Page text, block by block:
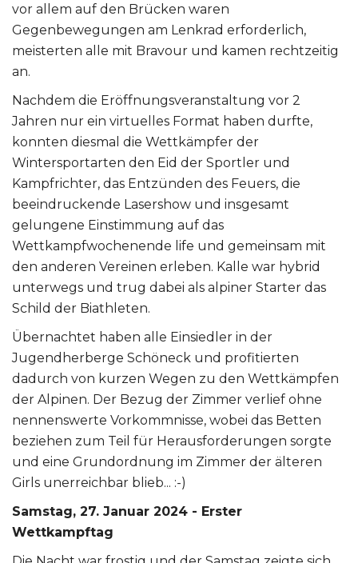
vor allem auf den Brücken waren
Gegenbewegungen am Lenkrad erforderlich,
meisterten alle mit Bravour und kamen rechtzeitig
an.
Nachdem die Eröffnungsveranstaltung vor 2
Jahren nur ein virtuelles Format haben durfte,
konnten diesmal die Wettkämpfer der
Wintersportarten den Eid der Sportler und
Kampfrichter, das Entzünden des Feuers, die
beeindruckende Lasershow und insgesamt
gelungene Einstimmung auf das
Wettkampfwochenende life und gemeinsam mit
den anderen Vereinen erleben. Kalle war hybrid
unterwegs und trug dabei als alpiner Starter das
Schild der Biathleten.
Übernachtet haben alle Einsiedler in der
Jugendherberge Schöneck und profitierten
dadurch von kurzen Wegen zu den Wettkämpfen
der Alpinen. Der Bezug der Zimmer verlief ohne
nennenswerte Vorkommnisse, wobei das Betten
beziehen zum Teil für Herausforderungen sorgte
und eine Grundordnung im Zimmer der älteren
Girls unerreichbar blieb... :-)
Samstag, 27. Januar 2024 - Erster
Wettkampftag